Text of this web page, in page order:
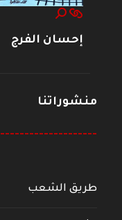
إحسان الفرج
منشوراتنا
--------------------
طريق الشعب